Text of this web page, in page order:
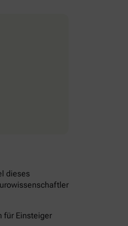
dieses
für Einsteiger